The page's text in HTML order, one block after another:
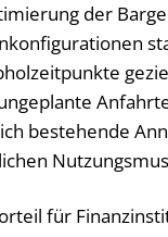
der
bestehende
für